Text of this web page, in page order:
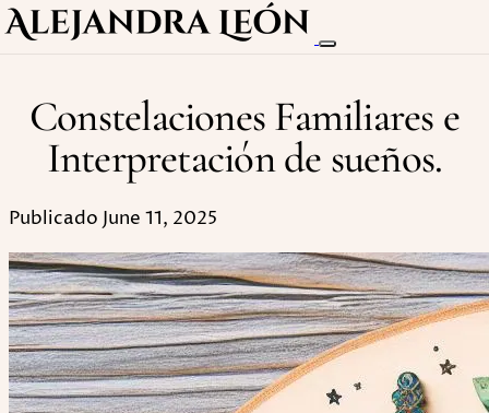
Constelaciones Familiares e
Interpretación de sueños.
Publicado June 11, 2025